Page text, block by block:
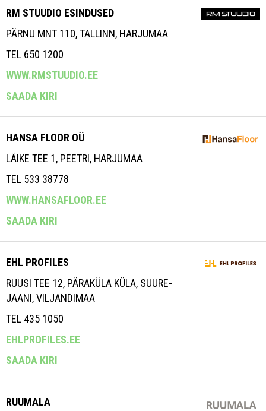
RM STUUDIO ESINDUSED
PÄRNU MNT 110, TALLINN, HARJUMAA
TEL 650 1200
WWW.RMSTUUDIO.EE
SAADA KIRI
HANSA FLOOR OÜ
LÄIKE TEE 1, PEETRI, HARJUMAA
TEL 533 38778
WWW.HANSAFLOOR.EE
SAADA KIRI
EHL PROFILES
RUUSI TEE 12, PÄRAKÜLA KÜLA, SUURE-
JAANI, VILJANDIMAA
TEL 435 1050
EHLPROFILES.EE
SAADA KIRI
RUUMALA